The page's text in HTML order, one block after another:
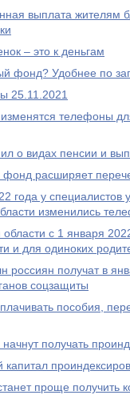
выплата жителям
– это к деньгам
фонд? Удобнее по
25.11.2021
телефоны
о видах пенсии и
расширяет
года у
изменились
с 1 января
и для одиноких
россиян получат в
соцзащиты
пособия,
получать
капитал
проще